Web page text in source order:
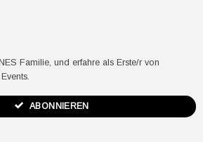
Familie, und erfahre als Erste/r von
ABONNIEREN